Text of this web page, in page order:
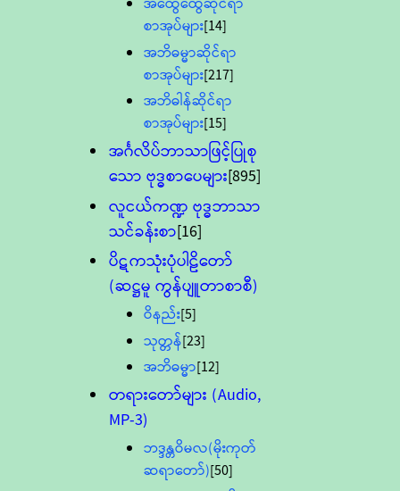
စာအုပ်များ[14]
အဘိဓမ္မာဆိုင်ရာ
စာအုပ်များ[217]
အဘိဓါန်ဆိုင်ရာ
စာအုပ်များ[15]
အင်္ဂလိပ်ဘာသာဖြင့်ပြုစု
သော ဗုဒ္ဓစာပေများ[895]
လူငယ်ကဏ္ဍ ဗုဒ္ဓဘာသာ
သင်ခန်းစာ[16]
ပိဋကသုံးပုံပါဠိတော်
(ဆဋ္ဌမူ ကွန်ပျူတာစာစီ)
ဝိနည်း[5]
သုတ္တန်[23]
အဘိဓမ္မာ[12]
တရားတော်များ (Audio,
MP-3)
ဘဒ္ဒန္တဝိမလ(မိုးကုတ်
ဆရာတော်)[50]